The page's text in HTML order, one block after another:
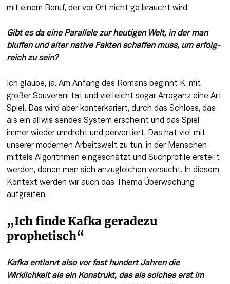
mit einem Beruf, der vor Ort nicht ge­ braucht wird.
Gibt es da eine Parallele zur heutigen Welt, in der man
bluffen und alter­ native Fakten schaffen muss, um erfolg­
reich zu sein?
Ich glaube, ja. Am Anfang des Ro­mans beginnt K. mit
großer Souveräni­ tät und vielleicht sogar Arroganz eine Art
Spiel. Das wird aber konterkariert, durch das Schloss, das
als ein allwis­ sendes System erscheint und das Spiel
immer wieder umdreht und pervertiert. Das hat viel mit
unserer modernen Arbeitswelt zu tun, in der Menschen
mittels Algorithmen eingeschätzt und Suchprofile erstellt
werden, denen man sich anzugleichen versucht. In diesem
Kontext werden wir auch das Thema Überwachung
aufgreifen.
„Ich finde Kafka geradezu
prophetisch“
Kafka entlarvt also vor fast hundert Jahren die
Wirklichkeit als ein Kon­strukt, das als solches erst im